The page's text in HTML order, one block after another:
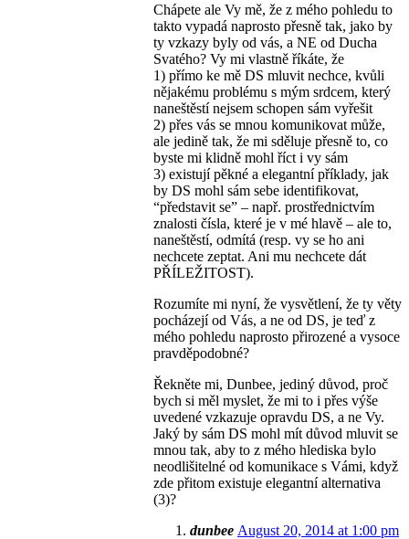
Chápete ale Vy mě, že z mého pohledu to
takto vypadá naprosto přesně tak, jako by
ty vzkazy byly od vás, a NE od Ducha
Svatého? Vy mi vlastně říkáte, že
1) přímo ke mě DS mluvit nechce, kvůli
nějakému problému s mým srdcem, který
naneštěstí nejsem schopen sám vyřešit
2) přes vás se mnou komunikovat může,
ale jedině tak, že mi sděluje přesně to, co
byste mi klidně mohl říct i vy sám
3) existují pěkné a elegantní příklady, jak
by DS mohl sám sebe identifikovat,
“představit se” – např. prostřednictvím
znalosti čísla, které je v mé hlavě – ale to,
naneštěstí, odmítá (resp. vy se ho ani
nechcete zeptat. Ani mu nechcete dát
PŘÍLEŽITOST).
Rozumíte mi nyní, že vysvětlení, že ty věty
pocházejí od Vás, a ne od DS, je teď z
mého pohledu naprosto přirozené a vysoce
pravděpodobné?
Řekněte mi, Dunbee, jediný důvod, proč
bych si měl myslet, že mi to i přes výše
uvedené vzkazuje opravdu DS, a ne Vy.
Jaký by sám DS mohl mít důvod mluvit se
mnou tak, aby to z mého hlediska bylo
neodlišitelné od komunikace s Vámi, když
zde přitom existuje elegantní alternativa
(3)?
dunbee August 20, 2014 at 1:00 pm